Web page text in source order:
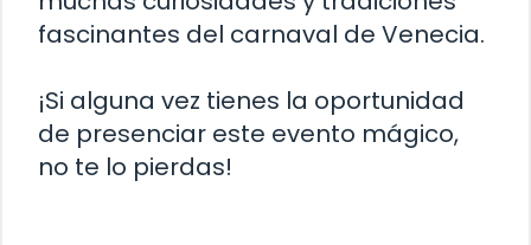
fascinantes del carnaval de Venecia.
¡Si alguna vez tienes la oportunidad
de presenciar este evento mágico,
no te lo pierdas!